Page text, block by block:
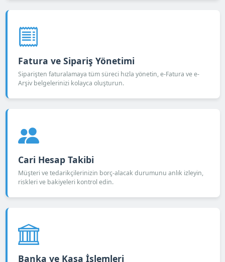
Fatura ve Sipariş Yönetimi
Siparişten faturalamaya tüm süreci hızla yönetin, e-Fatura ve e-
Arşiv belgelerinizi kolayca oluşturun.
Cari Hesap Takibi
Müşteri ve tedarikçilerinizin borç-alacak durumunu anlık izleyin,
riskleri ve bakiyeleri kontrol edin.
Banka ve Kasa İşlemleri